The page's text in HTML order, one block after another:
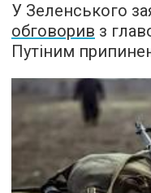
У Зеленського
обговорив з
Путіним